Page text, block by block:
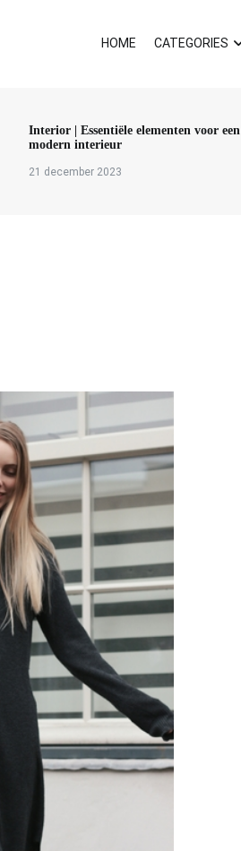
HOME CATEGORIES
Interior | Essentiële elementen voor een
modern interieur
21 december 2023